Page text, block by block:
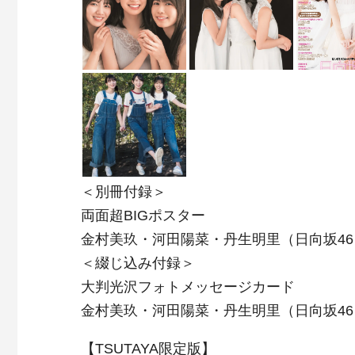
＜別冊付録＞
両面超BIGポスター
金村美玖・河田陽菜・丹生明里（日向坂
＜綴じ込み付録＞
大判光沢フォトメッセージカード
金村美玖・河田陽菜・丹生明里（日向坂
【TSUTAYA限定版】